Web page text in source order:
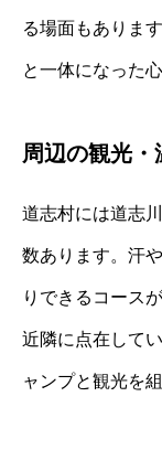
る場面もありま
と一体になった
周辺の観光
道志村には道志
数あります。汗
りできるコース
近隣に点在して
ャンプと観光を